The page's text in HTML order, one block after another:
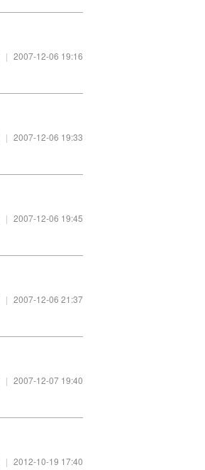
| 2007-12-06 19:16
| 2007-12-06 19:33
| 2007-12-06 19:45
| 2007-12-06 21:37
| 2007-12-07 19:40
| 2012-10-19 17:40